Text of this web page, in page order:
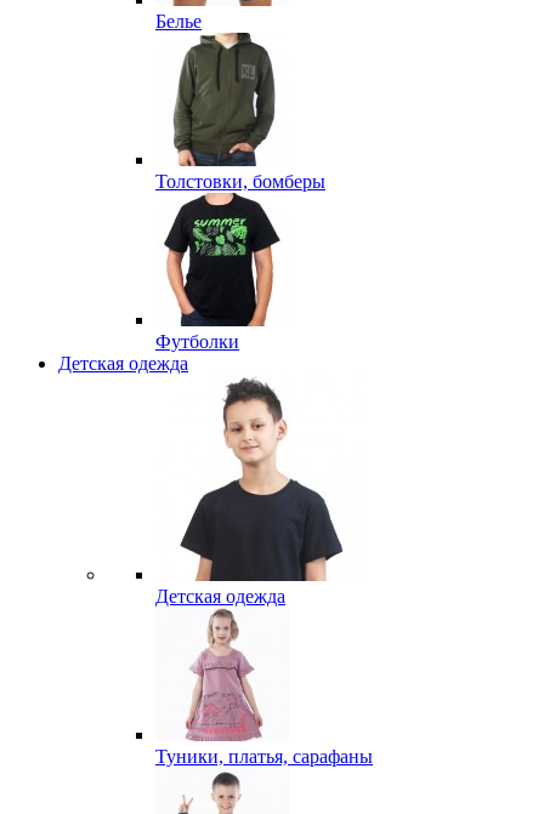
Белье
Толстовки, бомберы
Футболки
Детская одежда
Детская одежда
Туники, платья, сарафаны